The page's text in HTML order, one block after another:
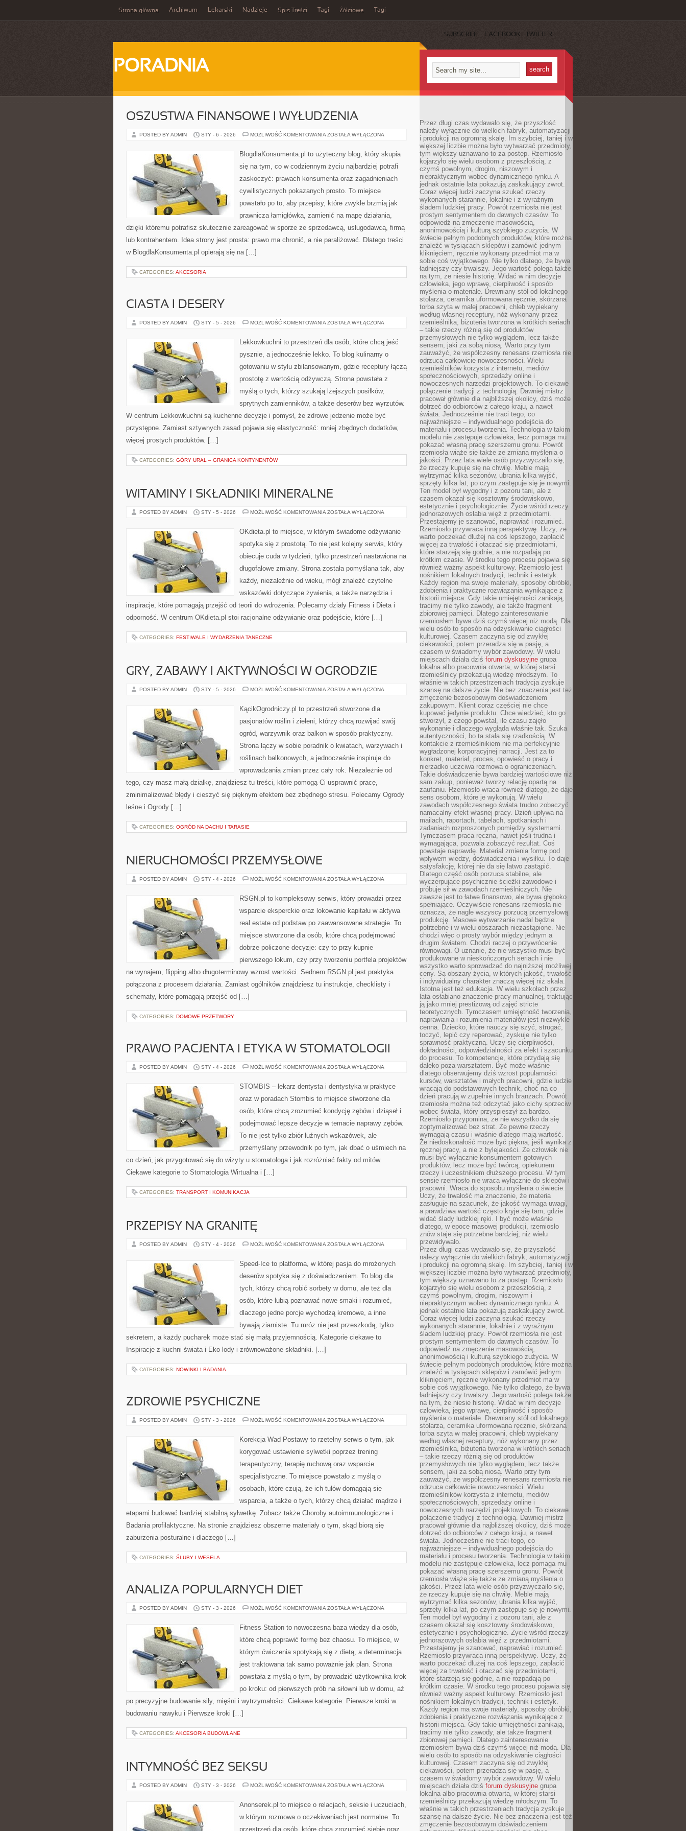
Strona główna Archiwum Lekarski Nadzieje Spis Treści Tagi Żółciowe Tagi
SUBSCRIBE FACEBOOK TWITTER
PORADNIA
OSZUSTWA FINANSOWE I WYŁUDZENIA
POSTED BY ADMIN STY - 6 - 2026 MOŻLIWOŚĆ KOMENTOWANIA OSZUSTWA
WYŁUDZENIA
ZOSTAŁA WYŁĄCZONA
BlogdlaKonsumenta.pl to użyteczny blog, który skupia
się na tym, co w codziennym życiu najbardziej potrafi
zaskoczyć: prawach konsumenta oraz zagadnieniach
cywilistycznych pokazanych prosto. To miejsce
powstało po to, aby przepisy, które zwykle brzmią jak
prawnicza łamigłówka, zamienić na mapę działania,
dzięki któremu potrafisz skutecznie zareagować w sporze ze sprzedawcą, usługodawcą, firmą
lub kontrahentem. Idea strony jest prosta: prawo ma chronić, a nie paraliżować. Dlatego treści
w BlogdlaKonsumenta.pl opierają się na […]
CATEGORIES: AKCESORIA
CIASTA I DESERY
POSTED BY ADMIN STY - 5 - 2026 MOŻLIWOŚĆ KOMENTOWANIA CIASTA
ZOSTAŁA WYŁĄCZONA
Lekkowkuchni to przestrzeń dla osób, które chcą jeść
pysznie, a jednocześnie lekko. To blog kulinarny o
gotowaniu w stylu zbilansowanym, gdzie receptury łączą
prostotę z wartością odżywczą. Strona powstała z
myślą o tych, którzy szukają lżejszych posiłków,
sprytnych zamienników, a także deserów bez wyrzutów.
W centrum Lekkowkuchni są kuchenne decyzje i pomysł, że zdrowe jedzenie może być
przystępne. Zamiast sztywnych zasad pojawia się elastyczność: mniej zbędnych dodatków,
więcej prostych produktów. […]
CATEGORIES: GÓRY URAL – GRANICA KONTYNENTÓW
WITAMINY I SKŁADNIKI MINERALNE
POSTED BY ADMIN STY - 5 - 2026 MOŻLIWOŚĆ KOMENTOWANIA WITAMINY
MINERALNE
ZOSTAŁA WYŁĄCZONA
OKdieta.pl to miejsce, w którym świadome odżywianie
spotyka się z prostotą. To nie jest kolejny serwis, który
obiecuje cuda w tydzień, tylko przestrzeń nastawiona na
długofalowe zmiany. Strona została pomyślana tak, aby
każdy, niezależnie od wieku, mógł znaleźć czytelne
wskazówki dotyczące żywienia, a także narzędzia i
inspiracje, które pomagają przejść od teorii do wdrożenia. Polecamy działy Fitness i Dieta i
odporność. W centrum OKdieta.pl stoi racjonalne odżywianie oraz podejście, które […]
CATEGORIES: FESTIWALE I WYDARZENIA TANECZNE
GRY, ZABAWY I AKTYWNOŚCI W OGRODZIE
POSTED BY ADMIN STY - 5 - 2026 MOŻLIWOŚĆ KOMENTOWANIA GRY,
AKTYWNOŚCI
W
ZOSTAŁA WYŁĄCZONA
KącikOgrodniczy.pl to przestrzeń stworzone dla
pasjonatów roślin i zieleni, którzy chcą rozwijać swój
ogród, warzywnik oraz balkon w sposób praktyczny.
Strona łączy w sobie poradnik o kwiatach, warzywach i
roślinach balkonowych, a jednocześnie inspiruje do
wprowadzania zmian przez cały rok. Niezależnie od
tego, czy masz małą działkę, znajdziesz tu treści, które pomogą Ci usprawnić pracę,
zminimalizować błędy i cieszyć się pięknym efektem bez zbędnego stresu. Polecamy Ogrody
leśne i Ogrody […]
CATEGORIES: OGRÓD NA DACHU I TARASIE
NIERUCHOMOŚCI PRZEMYSŁOWE
POSTED BY ADMIN STY - 4 - 2026 MOŻLIWOŚĆ KOMENTOWANIA NIERUCHOMOŚCI
ZOSTAŁA WYŁĄCZONA
RSGN.pl to kompleksowy serwis, który prowadzi przez
wsparcie eksperckie oraz lokowanie kapitału w aktywa
real estate od podstaw po zaawansowane strategie. To
miejsce stworzone dla osób, które chcą podejmować
dobrze policzone decyzje: czy to przy kupnie
pierwszego lokum, czy przy tworzeniu portfela projektów
na wynajem, flipping albo długoterminowy wzrost wartości. Sednem RSGN.pl jest praktyka
połączona z procesem działania. Zamiast ogólników znajdziesz tu instrukcje, checklisty i
schematy, które pomagają przejść od […]
CATEGORIES: DOMOWE PRZETWORY
PRAWO PACJENTA I ETYKA W STOMATOLOGII
POSTED BY ADMIN STY - 4 - 2026 MOŻLIWOŚĆ KOMENTOWANIA PRAWO
ETYKA
W
ZOSTAŁA WYŁĄCZONA
STOMBIS – lekarz dentysta i dentystyka w praktyce
oraz w poradach Stombis to miejsce stworzone dla
osób, które chcą zrozumieć kondycję zębów i dziąseł i
podejmować lepsze decyzje w temacie naprawy zębów.
To nie jest tylko zbiór luźnych wskazówek, ale
przemyślany przewodnik po tym, jak dbać o uśmiech na
co dzień, jak przygotować się do wizyty u stomatologa i jak rozróżniać fakty od mitów.
Ciekawe kategorie to Stomatologia Wirtualna i […]
CATEGORIES: TRANSPORT I KOMUNIKACJA
PRZEPISY NA GRANITĘ
POSTED BY ADMIN STY - 4 - 2026 MOŻLIWOŚĆ KOMENTOWANIA PRZEPISY
ZOSTAŁA WYŁĄCZONA
Speed-Ice to platforma, w której pasja do mrożonych
deserów spotyka się z doświadczeniem. To blog dla
tych, którzy chcą robić sorbety w domu, ale też dla
osób, które lubią poznawać nowe smaki i rozumieć,
dlaczego jedne porcje wychodzą kremowe, a inne
bywają ziarniste. Tu mróz nie jest przeszkodą, tylko
sekretem, a każdy pucharek może stać się małą przyjemnością. Kategorie ciekawe to
Inspiracje z kuchni świata i Eko-lody i zrównoważone składniki. […]
CATEGORIES: NOWINKI I BADANIA
ZDROWIE PSYCHICZNE
POSTED BY ADMIN STY - 3 - 2026 MOŻLIWOŚĆ KOMENTOWANIA ZDROWIE
ZOSTAŁA WYŁĄCZONA
Korekcja Wad Postawy to rzetelny serwis o tym, jak
korygować ustawienie sylwetki poprzez trening
terapeutyczny, terapię ruchową oraz wsparcie
specjalistyczne. To miejsce powstało z myślą o
osobach, które czują, że ich tułów domagają się
wsparcia, a także o tych, którzy chcą działać mądrze i
etapami budować bardziej stabilną sylwetkę. Zobacz także Choroby autoimmunologiczne i
Badania profilaktyczne. Na stronie znajdziesz obszerne materiały o tym, skąd biorą się
zaburzenia posturalne i dlaczego […]
CATEGORIES: ŚLUBY I WESELA
ANALIZA POPULARNYCH DIET
POSTED BY ADMIN STY - 3 - 2026 MOŻLIWOŚĆ KOMENTOWANIA ANALIZA
ZOSTAŁA WYŁĄCZONA
Fitness Station to nowoczesna baza wiedzy dla osób,
które chcą poprawić formę bez chaosu. To miejsce, w
którym ćwiczenia spotykają się z dietą, a determinacja
jest traktowana tak samo poważnie jak plan. Strona
powstała z myślą o tym, by prowadzić użytkownika krok
po kroku: od pierwszych prób na siłowni lub w domu, aż
po precyzyjne budowanie siły, mięśni i wytrzymałości. Ciekawe kategorie: Pierwsze kroki w
budowaniu nawyku i Pierwsze kroki […]
CATEGORIES: AKCESORIA BUDOWLANE
INTYMNOŚĆ BEZ SEKSU
POSTED BY ADMIN STY - 3 - 2026 MOŻLIWOŚĆ KOMENTOWANIA INTYMNOŚĆ
ZOSTAŁA WYŁĄCZONA
Anonserek.pl to miejsce o relacjach, seksie i uczuciach,
w którym rozmowa o oczekiwaniach jest normalne. To
przestrzeń dla osób, które chcą zrozumieć siebie oraz
Przez długi czas wydawało się, że przyszłość
należy wyłącznie do wielkich fabryk, automatyzacji
i produkcji na ogromną skalę. Im szybciej, taniej i w
większej liczbie można było wytwarzać przedmioty,
tym większy uznawano to za postęp. Rzemiosło
kojarzyło się wielu osobom z przeszłością, z
czymś powolnym, drogim, niszowym i
niepraktycznym wobec dynamicznego rynku. A
jednak ostatnie lata pokazują zaskakujący zwrot.
Coraz więcej ludzi zaczyna szukać rzeczy
wykonanych starannie, lokalnie i z wyraźnym
śladem ludzkiej pracy. Powrót rzemiosła nie jest
prostym sentymentem do dawnych czasów. To
odpowiedź na zmęczenie masowością,
anonimowością i kulturą szybkiego zużycia. W
świecie pełnym podobnych produktów, które można
znaleźć w tysiącach sklepów i zamówić jednym
kliknięciem, ręcznie wykonany przedmiot ma w
sobie coś wyjątkowego. Nie tylko dlatego, że bywa
ładniejszy czy trwalszy. Jego wartość polega także
na tym, że niesie historię. Widać w nim decyzje
człowieka, jego wprawę, cierpliwość i sposób
myślenia o materiale. Drewniany stół od lokalnego
stolarza, ceramika uformowana ręcznie, skórzana
torba szyta w małej pracowni, chleb wypiekany
według własnej receptury, nóż wykonany przez
rzemieślnika, biżuteria tworzona w krótkich seriach
– takie rzeczy różnią się od produktów
przemysłowych nie tylko wyglądem, lecz także
sensem, jaki za sobą niosą. Warto przy tym
zauważyć, że współczesny renesans rzemiosła nie
odrzuca całkowicie nowoczesności. Wielu
rzemieślników korzysta z internetu, mediów
społecznościowych, sprzedaży online i
nowoczesnych narzędzi projektowych. To ciekawe
połączenie tradycji z technologią. Dawniej mistrz
pracował głównie dla najbliższej okolicy, dziś może
dotrzeć do odbiorców z całego kraju, a nawet
świata. Jednocześnie nie traci tego, co
najważniejsze – indywidualnego podejścia do
materiału i procesu tworzenia. Technologia w takim
modelu nie zastępuje człowieka, lecz pomaga mu
pokazać własną pracę szerszemu gronu. Powrót
rzemiosła wiąże się także ze zmianą myślenia o
jakości. Przez lata wiele osób przyzwyczaiło się,
że rzeczy kupuje się na chwilę. Meble mają
wytrzymać kilka sezonów, ubrania kilka wyjść,
sprzęty kilka lat, po czym zastępuje się je nowymi.
Ten model był wygodny i z pozoru tani, ale z
czasem okazał się kosztowny środowiskowo,
estetycznie i psychologicznie. Życie wśród rzeczy
jednorazowych osłabia więź z przedmiotami.
Przestajemy je szanować, naprawiać i rozumieć.
Rzemiosło przywraca inną perspektywę. Uczy, że
warto poczekać dłużej na coś lepszego, zapłacić
więcej za trwałość i otaczać się przedmiotami,
które starzeją się godnie, a nie rozpadają po
krótkim czasie. W środku tego procesu pojawia się
również ważny aspekt kulturowy. Rzemiosło jest
nośnikiem lokalnych tradycji, technik i estetyk.
Każdy region ma swoje materiały, sposoby obróbki,
zdobienia i praktyczne rozwiązania wynikające z
historii miejsca. Gdy takie umiejętności zanikają,
tracimy nie tylko zawody, ale także fragment
zbiorowej pamięci. Dlatego zainteresowanie
rzemiosłem bywa dziś czymś więcej niż modą. Dla
wielu osób to sposób na odzyskiwanie ciągłości
kulturowej. Czasem zaczyna się od zwykłej
ciekawości, potem przeradza się w pasję, a
czasem w świadomy wybór zawodowy. W wielu
miejscach działa dziś forum dyskusyjne grupa
lokalna albo pracownia otwarta, w której starsi
rzemieślnicy przekazują wiedzę młodszym. To
właśnie w takich przestrzeniach tradycja zyskuje
szansę na dalsze życie. Nie bez znaczenia jest też
zmęczenie bezosobowym doświadczeniem
zakupowym. Klient coraz częściej nie chce
kupować jedynie produktu. Chce wiedzieć, kto go
stworzył, z czego powstał, ile czasu zajęło
wykonanie i dlaczego wygląda właśnie tak. Szuka
autentyczności, bo ta stała się rzadkością. W
kontakcie z rzemieślnikiem nie ma perfekcyjnie
wygładzonej korporacyjnej narracji. Jest za to
konkret, materiał, proces, opowieść o pracy i
nierzadko uczciwa rozmowa o ograniczeniach.
Takie doświadczenie bywa bardziej wartościowe niż
sam zakup, ponieważ tworzy relację opartą na
zaufaniu. Rzemiosło wraca również dlatego, że daje
sens osobom, które je wykonują. W wielu
zawodach współczesnego świata trudno zobaczyć
namacalny efekt własnej pracy. Dzień upływa na
mailach, raportach, tabelach, spotkaniach i
zadaniach rozproszonych pomiędzy systemami.
Tymczasem praca ręczna, nawet jeśli trudna i
wymagająca, pozwala zobaczyć rezultat. Coś
powstaje naprawdę. Materiał zmienia formę pod
wpływem wiedzy, doświadczenia i wysiłku. To daje
satysfakcję, której nie da się łatwo zastąpić.
Dlatego część osób porzuca stabilne, ale
wyczerpujące psychicznie ścieżki zawodowe i
próbuje sił w zawodach rzemieślniczych. Nie
zawsze jest to łatwe finansowo, ale bywa głęboko
spełniające. Oczywiście renesans rzemiosła nie
oznacza, że nagle wszyscy porzucą przemysłową
produkcję. Masowe wytwarzanie nadal będzie
potrzebne i w wielu obszarach niezastąpione. Nie
chodzi więc o prosty wybór między jednym a
drugim światem. Chodzi raczej o przywrócenie
równowagi. O uznanie, że nie wszystko musi być
produkowane w nieskończonych seriach i nie
wszystko warto sprowadzać do najniższej możliwej
ceny. Są obszary życia, w których jakość, trwałość
i indywidualny charakter znaczą więcej niż skala.
Istotna jest też edukacja. W wielu szkołach przez
lata osłabiano znaczenie pracy manualnej, traktując
ją jako mniej prestiżową od zajęć stricte
teoretycznych. Tymczasem umiejętność tworzenia,
naprawiania i rozumienia materiałów jest niezwykle
cenna. Dziecko, które nauczy się szyć, strugać,
toczyć, lepić czy reperować, zyskuje nie tylko
sprawność praktyczną. Uczy się cierpliwości,
dokładności, odpowiedzialności za efekt i szacunku
do procesu. To kompetencje, które przydają się
daleko poza warsztatem. Być może właśnie
dlatego obserwujemy dziś wzrost popularności
kursów, warsztatów i małych pracowni, gdzie ludzie
wracają do podstawowych technik, choć na co
dzień pracują w zupełnie innych branżach. Powrót
rzemiosła można też odczytać jako cichy sprzeciw
wobec świata, który przyspieszył za bardzo.
Rzemiosło przypomina, że nie wszystko da się
zoptymalizować bez strat. Że pewne rzeczy
wymagają czasu i właśnie dlatego mają wartość.
Że niedoskonałość może być piękna, jeśli wynika z
ręcznej pracy, a nie z bylejakości. Że człowiek nie
musi być wyłącznie konsumentem gotowych
produktów, lecz może być twórcą, opiekunem
rzeczy i uczestnikiem dłuższego procesu. W tym
sensie rzemiosło nie wraca wyłącznie do sklepów i
pracowni. Wraca do sposobu myślenia o świecie.
Uczy, że trwałość ma znaczenie, że materia
zasługuje na szacunek, że jakość wymaga uwagi,
a prawdziwa wartość często kryje się tam, gdzie
widać ślady ludzkiej ręki. I być może właśnie
dlatego, w epoce masowej produkcji, rzemiosło
znów staje się potrzebne bardziej, niż wielu
przewidywało.
Przez długi czas wydawało się, że przyszłość
należy wyłącznie do wielkich fabryk, automatyzacji
i produkcji na ogromną skalę. Im szybciej, taniej i w
większej liczbie można było wytwarzać przedmioty,
tym większy uznawano to za postęp. Rzemiosło
kojarzyło się wielu osobom z przeszłością, z
czymś powolnym, drogim, niszowym i
niepraktycznym wobec dynamicznego rynku. A
jednak ostatnie lata pokazują zaskakujący zwrot.
Coraz więcej ludzi zaczyna szukać rzeczy
wykonanych starannie, lokalnie i z wyraźnym
śladem ludzkiej pracy. Powrót rzemiosła nie jest
prostym sentymentem do dawnych czasów. To
odpowiedź na zmęczenie masowością,
anonimowością i kulturą szybkiego zużycia. W
świecie pełnym podobnych produktów, które można
znaleźć w tysiącach sklepów i zamówić jednym
kliknięciem, ręcznie wykonany przedmiot ma w
sobie coś wyjątkowego. Nie tylko dlatego, że bywa
ładniejszy czy trwalszy. Jego wartość polega także
na tym, że niesie historię. Widać w nim decyzje
człowieka, jego wprawę, cierpliwość i sposób
myślenia o materiale. Drewniany stół od lokalnego
stolarza, ceramika uformowana ręcznie, skórzana
torba szyta w małej pracowni, chleb wypiekany
według własnej receptury, nóż wykonany przez
rzemieślnika, biżuteria tworzona w krótkich seriach
– takie rzeczy różnią się od produktów
przemysłowych nie tylko wyglądem, lecz także
sensem, jaki za sobą niosą. Warto przy tym
zauważyć, że współczesny renesans rzemiosła nie
odrzuca całkowicie nowoczesności. Wielu
rzemieślników korzysta z internetu, mediów
społecznościowych, sprzedaży online i
nowoczesnych narzędzi projektowych. To ciekawe
połączenie tradycji z technologią. Dawniej mistrz
pracował głównie dla najbliższej okolicy, dziś może
dotrzeć do odbiorców z całego kraju, a nawet
świata. Jednocześnie nie traci tego, co
najważniejsze – indywidualnego podejścia do
materiału i procesu tworzenia. Technologia w takim
modelu nie zastępuje człowieka, lecz pomaga mu
pokazać własną pracę szerszemu gronu. Powrót
rzemiosła wiąże się także ze zmianą myślenia o
jakości. Przez lata wiele osób przyzwyczaiło się,
że rzeczy kupuje się na chwilę. Meble mają
wytrzymać kilka sezonów, ubrania kilka wyjść,
sprzęty kilka lat, po czym zastępuje się je nowymi.
Ten model był wygodny i z pozoru tani, ale z
czasem okazał się kosztowny środowiskowo,
estetycznie i psychologicznie. Życie wśród rzeczy
jednorazowych osłabia więź z przedmiotami.
Przestajemy je szanować, naprawiać i rozumieć.
Rzemiosło przywraca inną perspektywę. Uczy, że
warto poczekać dłużej na coś lepszego, zapłacić
więcej za trwałość i otaczać się przedmiotami,
które starzeją się godnie, a nie rozpadają po
krótkim czasie. W środku tego procesu pojawia się
również ważny aspekt kulturowy. Rzemiosło jest
nośnikiem lokalnych tradycji, technik i estetyk.
Każdy region ma swoje materiały, sposoby obróbki,
zdobienia i praktyczne rozwiązania wynikające z
historii miejsca. Gdy takie umiejętności zanikają,
tracimy nie tylko zawody, ale także fragment
zbiorowej pamięci. Dlatego zainteresowanie
rzemiosłem bywa dziś czymś więcej niż modą. Dla
wielu osób to sposób na odzyskiwanie ciągłości
kulturowej. Czasem zaczyna się od zwykłej
ciekawości, potem przeradza się w pasję, a
czasem w świadomy wybór zawodowy. W wielu
miejscach działa dziś forum dyskusyjne grupa
lokalna albo pracownia otwarta, w której starsi
rzemieślnicy przekazują wiedzę młodszym. To
właśnie w takich przestrzeniach tradycja zyskuje
szansę na dalsze życie. Nie bez znaczenia jest też
zmęczenie bezosobowym doświadczeniem